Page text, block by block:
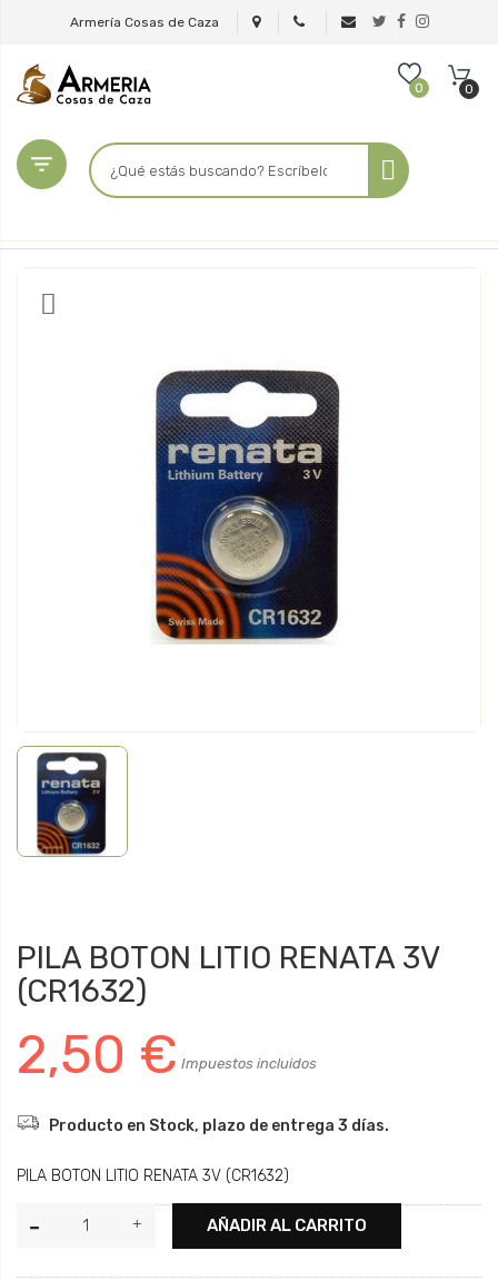
Armería Cosas de Caza
0 0

PILA BOTON LITIO RENATA 3V
(CR1632)
2,50 € Impuestos incluidos
Producto en Stock, plazo de entrega 3 días.
PILA BOTON LITIO RENATA 3V (CR1632)
AÑADIR AL CARRITO